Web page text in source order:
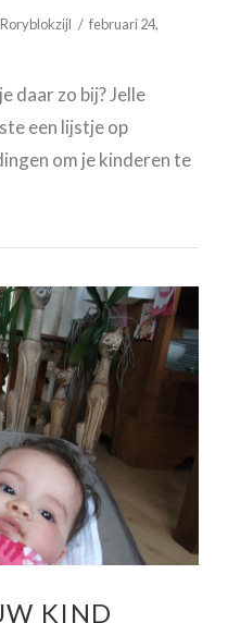
februari 24,
daar zo bij? Jelle
een lijstje op
om je kinderen te
KIND